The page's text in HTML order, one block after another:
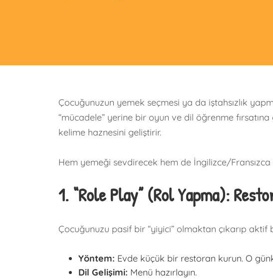
Çocuğunuzun yemek seçmesi ya da iştahsızlık
“mücadele” yerine bir oyun ve dil öğrenme
kelime haznesini geliştirir.
Hem yemeği sevdirecek hem de İngilizce/
1. “Role Play” (Rol Yapma):
Çocuğunuzu pasif bir “yiyici” olmaktan çıkarıp aktif
Yöntem: Evde küçük bir restoran kurun. O
Dil Gelişimi: Menü hazırlayın.